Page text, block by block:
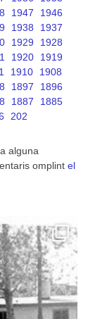
1947
1946
1938
1937
1929
1928
1920
1919
1910
1908
1897
1896
1887
1885
202
alguna
omplint el